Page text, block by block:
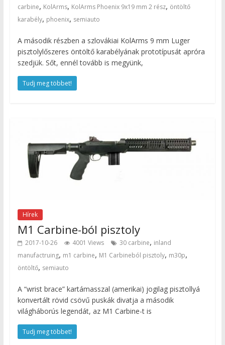
carbine, KolArms, KolArms Phoenix 9x19 mm 2 rész, öntöltő
karabély, phoenix, semiauto
A második részben a szlovákiai KolArms 9 mm Luger
pisztolylőszeres öntöltő karabélyának prototípusát apróra
szedjük. Sőt, ennél tovább is megyünk,
Tudj meg többet!
Hírek
M1 Carbine-ból pisztoly
2017-10-26 4001 Views 30 carbine, inland
manufactruing, m1 carbine, M1 Carbineból pisztoly, m30p,
öntöltő, semiauto
A “wrist brace” kartámasszal (amerikai) jogilag pisztollyá
konvertált rövid csövű puskák divatja a második
világháborús legendát, az M1 Carbine-t is
Tudj meg többet!